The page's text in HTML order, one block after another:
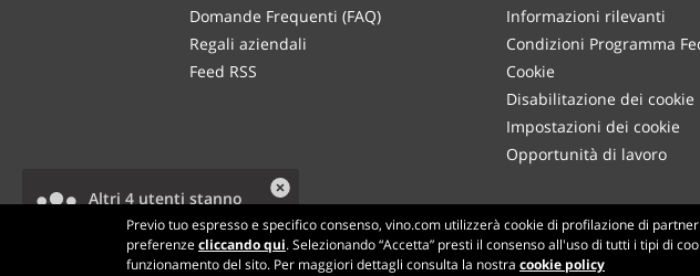
Altri 4 utenti stanno
visualizzando questo
prodotto.
Domande Frequenti (FAQ)
Regali aziendali
Feed RSS
Informazioni rilevanti
Condizioni Programma
Cookie
Disabilitazione dei cookie
Impostazioni dei cookie
Opportunità di lavoro
production-front-1
Previo tuo espresso e specifico consenso, vino.com utilizzerà cookie di profilazione di
preferenzecliccando qui. Selezionando “Accetta” presti il consenso all'uso di tutti i tipi di
funzionamento del sito. Per maggiori dettagli consulta la nostra cookie policy